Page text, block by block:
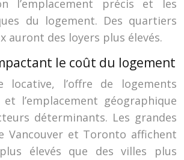
l’emplacement précis et les
du logement. Des quartiers
auront des loyers plus élevés.
le coût du logement
locative, l’offre de logements
l’emplacement géographique
déterminants. Les grandes
Vancouver et Toronto affichent
élevés que des villes plus